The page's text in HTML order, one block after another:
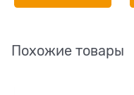
Похожие товары